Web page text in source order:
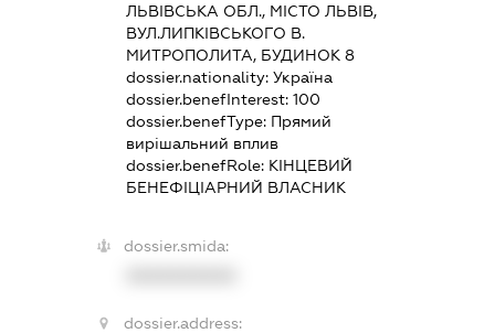
ЛЬВІВСЬКА ОБЛ., МІСТО ЛЬВІВ,
ВУЛ.ЛИПКІВСЬКОГО В.
МИТРОПОЛИТА, БУДИНОК 8
dossier.nationality: Україна
dossier.benefInterest: 100
dossier.benefType: Прямий
вирішальний вплив
dossier.benefRole: КІНЦЕВИЙ
БЕНЕФІЦІАРНИЙ ВЛАСНИК
dossier.smida:
dossier.address: